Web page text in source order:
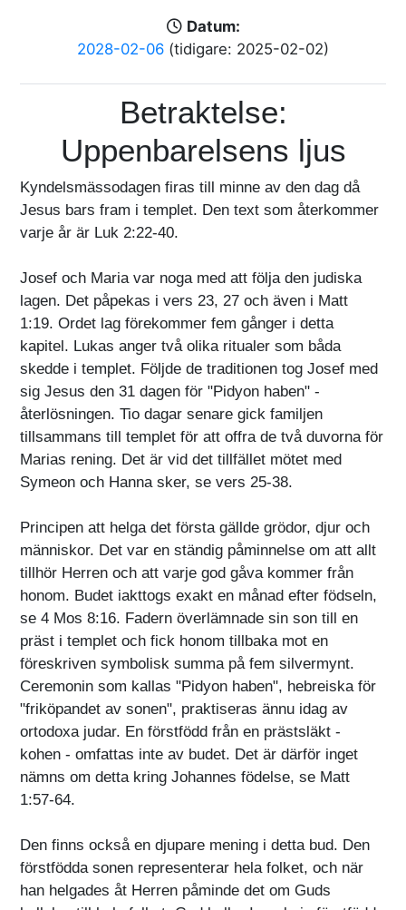
Datum:
2028-02-06 (tidigare: 2025-02-02)
Betraktelse:
Uppenbarelsens ljus
Kyndelsmässodagen firas till minne av den dag då
Jesus bars fram i templet. Den text som återkommer
varje år är Luk 2:22-40.
Josef och Maria var noga med att följa den judiska
lagen. Det påpekas i vers 23, 27 och även i Matt
1:19. Ordet lag förekommer fem gånger i detta
kapitel. Lukas anger två olika ritualer som båda
skedde i templet. Följde de traditionen tog Josef med
sig Jesus den 31 dagen för "Pidyon haben" -
återlösningen. Tio dagar senare gick familjen
tillsammans till templet för att offra de två duvorna för
Marias rening. Det är vid det tillfället mötet med
Symeon och Hanna sker, se vers 25-38.
Principen att helga det första gällde grödor, djur och
människor. Det var en ständig påminnelse om att allt
tillhör Herren och att varje god gåva kommer från
honom. Budet iakttogs exakt en månad efter födseln,
se 4 Mos 8:16. Fadern överlämnade sin son till en
präst i templet och fick honom tillbaka mot en
föreskriven symbolisk summa på fem silvermynt.
Ceremonin som kallas "Pidyon haben", hebreiska för
"friköpandet av sonen", praktiseras ännu idag av
ortodoxa judar. En förstfödd från en prästsläkt -
kohen - omfattas inte av budet. Det är därför inget
nämns om detta kring Johannes födelse, se Matt
1:57-64.
Den finns också en djupare mening i detta bud. Den
förstfödda sonen representerar hela folket, och när
han helgades åt Herren påminde det om Guds